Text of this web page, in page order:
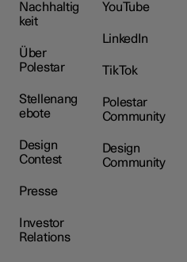
Nachhaltig
keit
Über
Polestar
Stellenang
ebote
Design
Contest
Presse
Investor
Relations
YouTube
LinkedIn
TikTok
Polestar
Community
Design
Community